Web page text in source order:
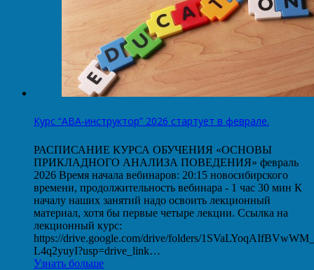
Курс “АВА-инструктор” 2026 стартует в феврале.
РАСПИСАНИЕ КУРСА ОБУЧЕНИЯ «ОСНОВЫ
ПРИКЛАДНОГО АНАЛИЗА ПОВЕДЕНИЯ» февраль
2026 Время начала вебинаров: 20:15 новосибирского
времени, продолжительность вебинара - 1 час 30 мин К
началу наших занятий надо освоить лекционный
материал, хотя бы первые четыре лекции. Ссылка на
лекционный курс:
https://drive.google.com/drive/folders/
L4q2yuyI?usp=drive_link…
Узнать больше